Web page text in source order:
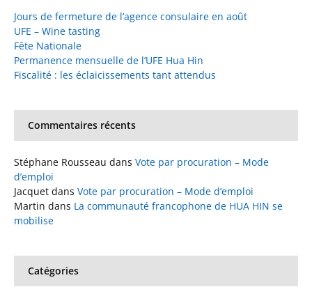
Jours de fermeture de l’agence consulaire en août
UFE – Wine tasting
Fête Nationale
Permanence mensuelle de l’UFE Hua Hin
Fiscalité : les éclaicissements tant attendus
Commentaires récents
Stéphane Rousseau dans Vote par procuration – Mode
d’emploi
Jacquet dans Vote par procuration – Mode d’emploi
Martin dans La communauté francophone de HUA HIN se
mobilise
Catégories